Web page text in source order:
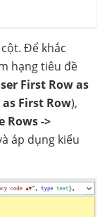
Để khắc
hạng tiêu đề
First Row as
as First Row),
Rows ->
áp dụng kiểu